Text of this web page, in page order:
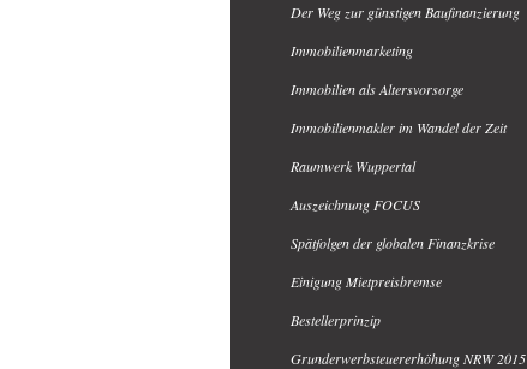
Der Weg zur günstigen Baufinanzierung
Immobilienmarketing
Immobilien als Altersvorsorge
Immobilienmakler im Wandel der Zeit
Raumwerk Wuppertal
Auszeichnung FOCUS
Spätfolgen der globalen Finanzkrise
Einigung Mietpreisbremse
Bestellerprinzip
Grunderwerbsteuererhöhung NRW 2015